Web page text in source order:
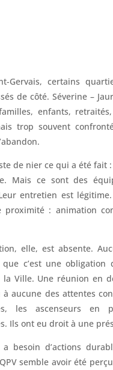
Gervais, certains
de côté. Séverine –
enfants,
trop souvent
de nier ce qui a été fait
Mais ce sont des
entretien est
proximité : animation
elle, est absente.
que c’est une
la Ville. Une réunion en
à aucune des attentes
les ascenseurs en
Ils ont eu droit à une
besoin d’actions
semble avoir été